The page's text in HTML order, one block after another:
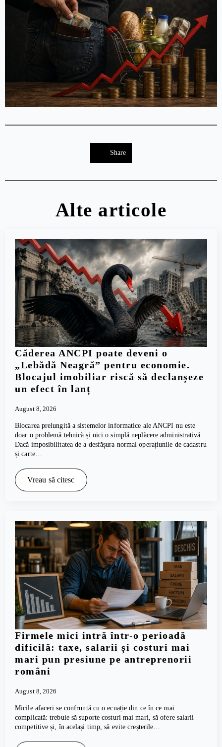
Share
Alte articole
Căderea ANCPI poate deveni o
„Lebădă Neagră” pentru economie.
Blocajul imobiliar riscă să declanșeze
un efect în lanț
August 8, 2026
Blocarea prelungită a sistemelor informatice ale ANCPI nu este
doar o problemă tehnică și nici o simplă neplăcere administrativă.
Dacă imposibilitatea de a desfășura normal operațiunile de cadastru
și carte…
Vreau să citesc
Firmele mici intră într-o perioadă
dificilă: taxe, salarii și costuri mai
mari pun presiune pe antreprenorii
români
August 8, 2026
Micile afaceri se confruntă cu o ecuație din ce în ce mai
complicată: trebuie să suporte costuri mai mari, să ofere salarii
competitive și, în același timp, să evite creșterile…